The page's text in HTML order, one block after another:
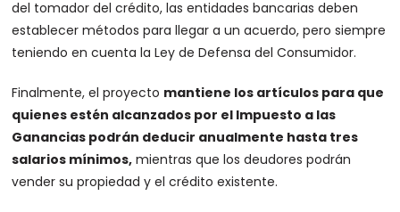
del tomador del crédito, las entidades bancarias deben
establecer métodos para llegar a un acuerdo, pero siempre
teniendo en cuenta la Ley de Defensa del Consumidor.
Finalmente, el proyecto mantiene los artículos para que
quienes estén alcanzados por el Impuesto a las
Ganancias podrán deducir anualmente hasta tres
salarios mínimos, mientras que los deudores podrán
vender su propiedad y el crédito existente.